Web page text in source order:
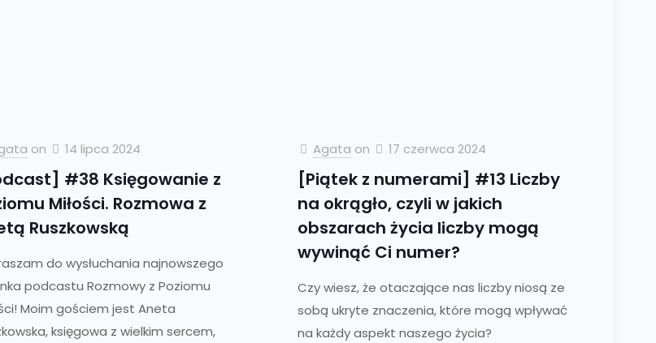
on 14 lipca 2024
#38 Księgowanie z
Miłości. Rozmowa z
Ruszkowską
do wysłuchania najnowszego
podcastu Rozmowy z Poziomu
Moim gościem jest Aneta
księgowa z wielkim sercem,
Agata on 17 czerwca 2024
[Piątek z numerami] #13 Liczby
na okrągło, czyli w jakich
obszarach życia liczby mogą
wywinąć Ci numer?
Czy wiesz, że otaczające nas liczby niosą ze
sobą ukryte znaczenia, które mogą wpływać
na każdy aspekt naszego życia?